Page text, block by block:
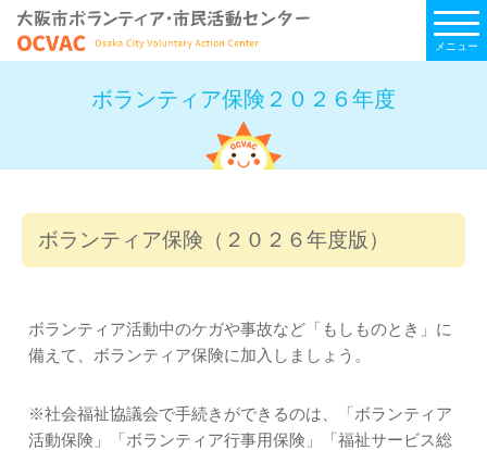
メニュー
ボランティア保険２０２６年度
ボランティア保険（２０２６年度版）
ボランティア活動中のケガや事故など「もしものとき」に
備えて、ボランティア保険に加入しましょう。
※社会福祉協議会で手続きができるのは、「ボランティア
活動保険」「ボランティア行事用保険」「福祉サービス総